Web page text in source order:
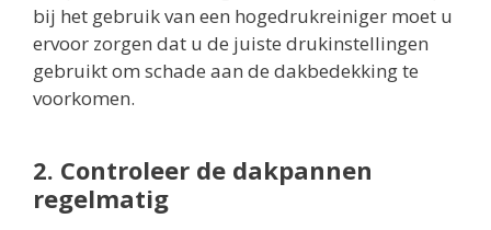
bij het gebruik van een hogedrukreiniger moet u
ervoor zorgen dat u de juiste drukinstellingen
gebruikt om schade aan de dakbedekking te
voorkomen.
2. Controleer de dakpannen
regelmatig